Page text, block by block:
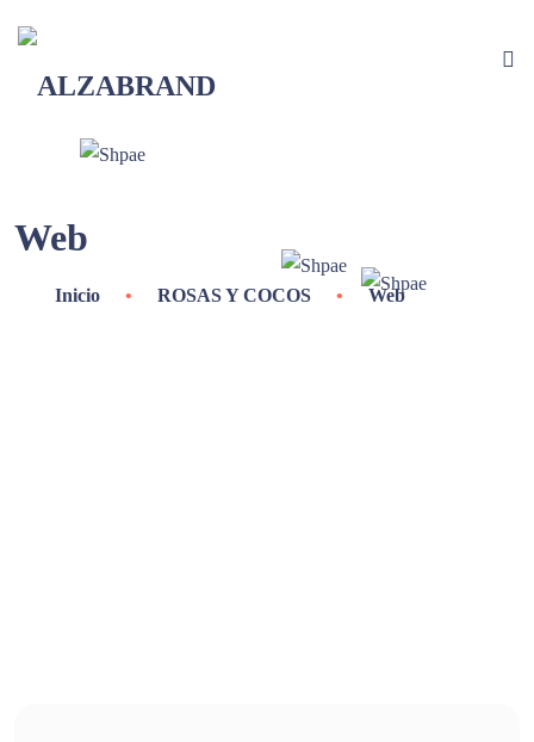
Web
Inicio • ROSAS Y COCOS • Web